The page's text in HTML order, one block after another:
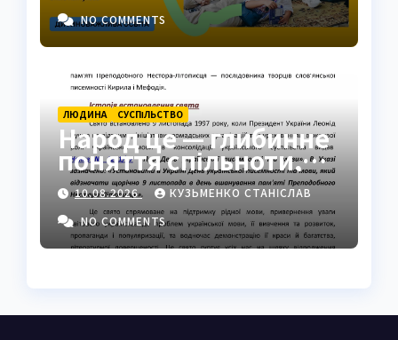
NO COMMENTS
ЛЮДИНА СУCПІЛЬСТВО
Народ це — глибинне
поняття спільноти,
ідентичності та сили
10.08.2026
КУЗЬМЕНКО СТАНІСЛАВ
NO COMMENTS